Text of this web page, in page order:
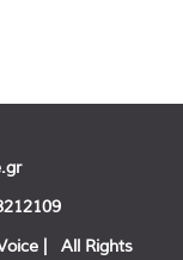
| All Rights